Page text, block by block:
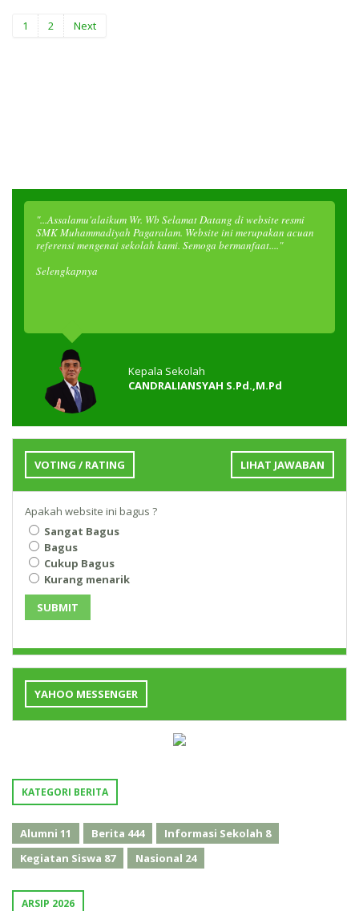
1 2 Next
"...Assalamu'alaikum Wr. Wb Selamat Datang di website resmi
SMK Muhammadiyah Pagaralam. Website ini merupakan acuan
referensi mengenai sekolah kami. Semoga bermanfaat...."
Selengkapnya
Kepala Sekolah
CANDRALIANSYAH S.Pd.,M.Pd
VOTING / RATING LIHAT JAWABAN
Apakah website ini bagus ?
Sangat Bagus
Bagus
Cukup Bagus
Kurang menarik
SUBMIT
YAHOO MESSENGER
KATEGORI BERITA
Alumni 11 Berita 444 Informasi Sekolah 8
Kegiatan Siswa 87 Nasional 24
ARSIP 2026